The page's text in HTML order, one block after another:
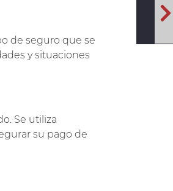
de seguro que se
y situaciones
Se utiliza
su pago de